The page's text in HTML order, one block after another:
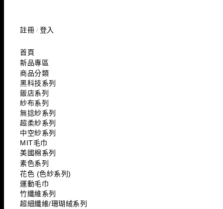
註冊 / 登入
首頁
新品專區
商品分類
黑科技系列
飯店系列
紗布系列
無捻紗系列
超柔紗系列
中空紗系列
MIT毛巾
美國棉系列
素色系列
花色 (色紗系列)
運動毛巾
竹纖維系列
超細纖維/珊瑚絨系列